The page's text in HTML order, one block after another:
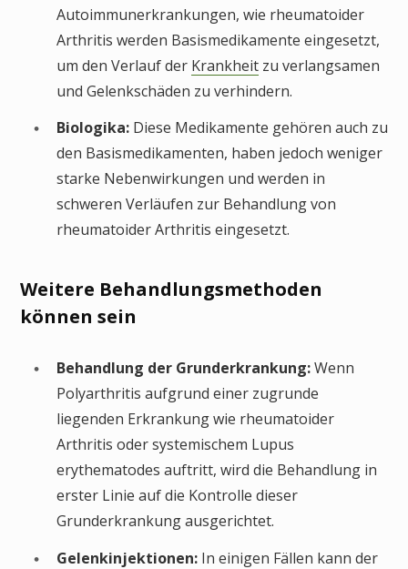
Autoimmunerkrankungen, wie rheumatoider
Arthritis werden Basismedikamente eingesetzt,
um den Verlauf der Krankheit zu verlangsamen
und Gelenkschäden zu verhindern.
Biologika: Diese Medikamente gehören auch zu
den Basismedikamenten, haben jedoch weniger
starke Nebenwirkungen und werden in
schweren Verläufen zur Behandlung von
rheumatoider Arthritis eingesetzt.
Weitere Behandlungsmethoden
können sein
Behandlung der Grunderkrankung:Wenn
Polyarthritis aufgrund einer zugrunde
liegenden Erkrankung wie rheumatoider
Arthritis oder systemischem Lupus
erythematodes auftritt, wird die Behandlung in
erster Linie auf die Kontrolle dieser
Grunderkrankung ausgerichtet.
Gelenkinjektionen: In einigen Fällen kann der